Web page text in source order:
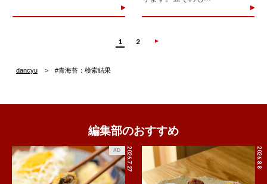
1 2
dancyu #青海苔：検索結果
編集部のおすすめ
2026.7.27
AD 2026.8.8